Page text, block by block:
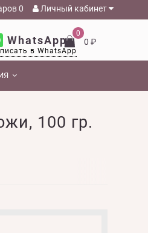
0 Личный кабинет
WhatsApp
в WhatsApp
0
0 ₽
100 гр.